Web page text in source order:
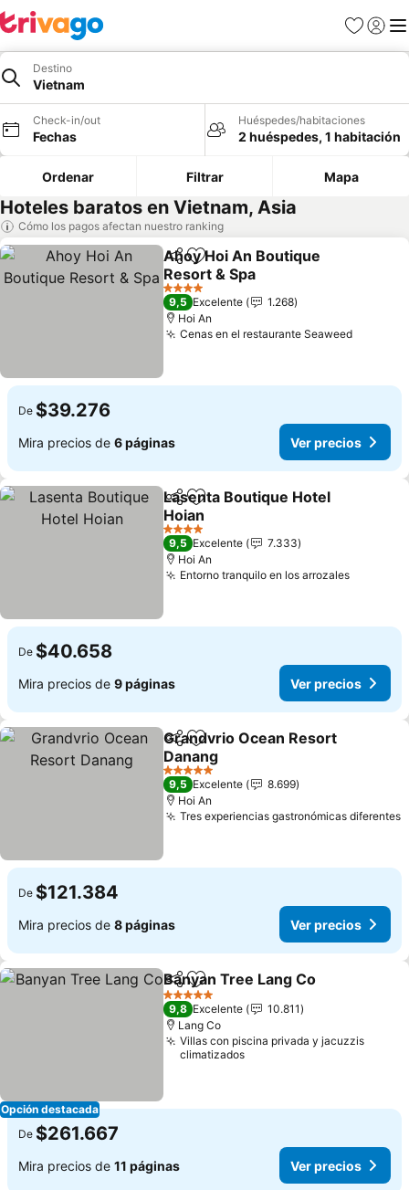
Favoritos
Iniciar
Destino
Vietnam
Check-in/out
Fechas
Huéspedes/habitaciones
2 huéspedes, 1 habitación
Ordenar Filtrar Mapa
Hoteles baratos en Vietnam, Asia
Cómo los pagos afectan nuestro ranking
CompartirAgregar a favoritos
Ahoy Hoi An Boutique
Resort & Spa
Ver precios
4 Estrellas
9,5 Excelente
1.268
Hoi An
Cenas en el restaurante SeaweedVer
De $39.276
Mira precios de 6 páginas Ver precios
CompartirAgregar a favoritos
Lasenta Boutique Hotel
Hoian
Ver precios
4 Estrellas
9,5 Excelente
7.333
Hoi An
Entorno tranquilo en los arrozalesVer
De $40.658
Mira precios de 9 páginas Ver precios
CompartirAgregar a favoritos
Grandvrio Ocean Resort
Danang
Ver precios
5 Estrellas
9,5 Excelente
8.699
Hoi An
Tres experiencias gastronómicas diferentes
De $121.384
Mira precios de 8 páginas Ver precios
Opción destacada
CompartirAgregar a favoritos
Banyan Tree Lang Co
5 Estrellas
9,8 Excelente
10.811
Lang Co
Villas con piscina privada y jacuzzis
climatizados
De $261.667
Mira precios de 11 páginas Ver precios